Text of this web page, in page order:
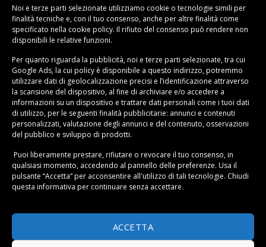
Noi e terze parti selezionate utilizziamo cookie o tecnologie simili per
finalità tecniche e, con il tuo consenso, anche per altre finalità come
specificato nella cookie policy. Il rifiuto del consenso può rendere non
disponibili le relative funzioni.
Per quanto riguarda la pubblicità, noi e terze parti selezionate, tra cui
Google Ads, la cui policy è disponibile a questo indirizzo, potremmo
utilizzare dati di geolocalizzazione precisi e l’identificazione attraverso
la scansione del dispositivo, al fine di archiviare e/o accedere a
informazioni su un dispositivo e trattare dati personali come i tuoi dati
di utilizzo, per le seguenti finalità pubblicitarie: annunci e contenuti
personalizzati, valutazione degli annunci e del contenuto, osservazioni
del pubblico e sviluppo di prodotti.
Puoi liberamente prestare, rifiutare o revocare il tuo consenso, in
qualsiasi momento, accedendo al pannello delle preferenze. Usa il
pulsante “Accetta” per acconsentire all'utilizzo di tali tecnologie. Chiudi
questa informativa per continuare senza accettare.
ACCETTA
la migliore macchina ghiaccio uso domestico devi
considerare diversi fattori concreti. Ecco i parametri
essenziali da valutare:
Capacità produttiva giornaliera: Valuta quanti kg di
ghiaccio ti servono. Per una famiglia di 3-4 persone
con uso moderato, 12-15 kg sono sufficienti. Se
organizzi feste frequenti, punta su 20-25 kg.
Dimensioni e forma dei cubetti: Le macchine
medi, grandi) e forme (bullet, a cubo pieno, a
mezzaluna). I cubetti più grandi si sciolgono più
lentamente.
dovrai svuotarlo. I modelli da 1-1,5 kg sono ottimali
per uso domestico.